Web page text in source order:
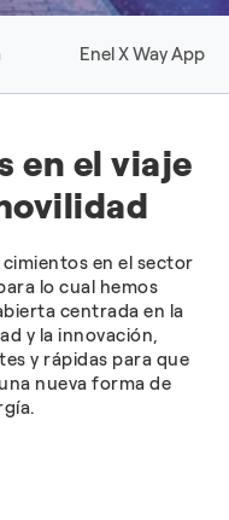
Enel X Way App
en el viaje
en el sector
lo cual hemos
centrada en la
y la innovación,
y rápidas para que
nueva forma de